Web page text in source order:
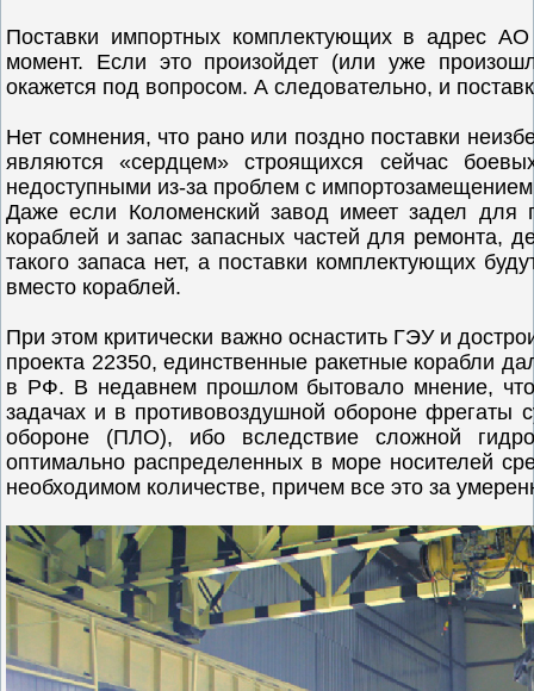
Поставки импортных комплектующих в адрес
момент. Если это произойдет (или уже
окажется под вопросом. А следовательно, и
Нет сомнения, что рано или поздно поставки
являются «сердцем» строящихся сейчас
недоступными из-за проблем с
Даже если Коломенский завод имеет задел для
кораблей и запас запасных частей для ремонта,
такого запаса нет, а поставки комплектующих
вместо кораблей.
При этом критически важно оснастить ГЭУ и
проекта 22350, единственные ракетные корабли
в РФ. В недавнем прошлом бытовало мнение,
задачах и в противовоздушной обороне
обороне (ПЛО), ибо вследствие сложной
оптимально распределенных в море носителей
необходимом количестве, причем все это за